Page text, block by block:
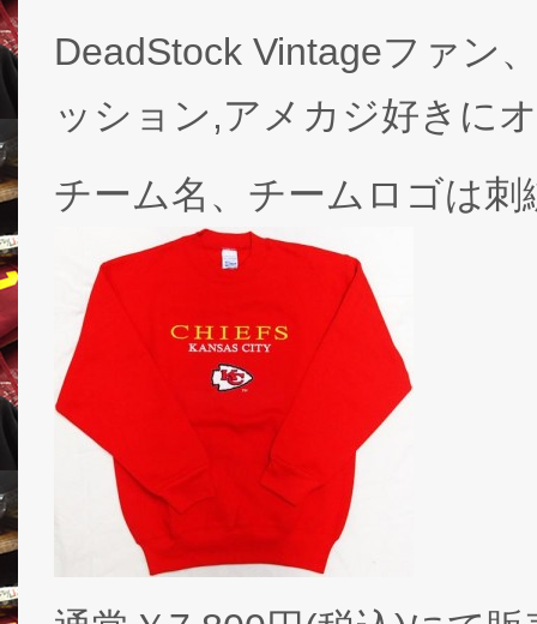
DeadStock Vintageファン
ッション,アメカジ好きに
チーム名、チームロゴは刺